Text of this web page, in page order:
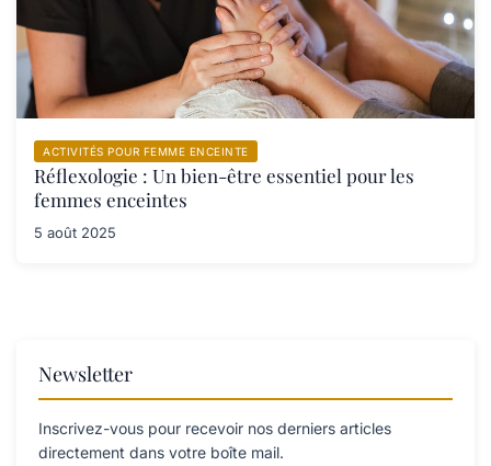
ACTIVITÉS POUR FEMME ENCEINTE
Réflexologie : Un bien-être essentiel pour les
femmes enceintes
5 août 2025
Newsletter
Inscrivez-vous pour recevoir nos derniers articles
directement dans votre boîte mail.